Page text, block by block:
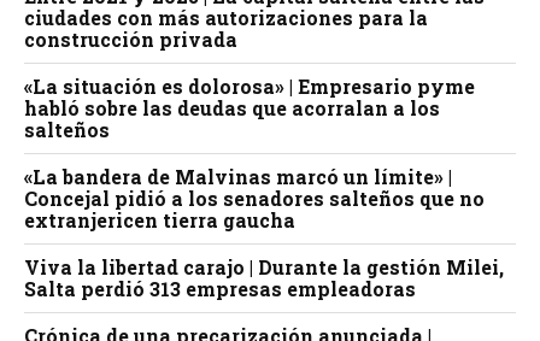
ciudades con más autorizaciones para la
construcción privada
«La situación es dolorosa» | Empresario pyme
habló sobre las deudas que acorralan a los
salteños
«La bandera de Malvinas marcó un límite» |
Concejal pidió a los senadores salteños que no
extranjericen tierra gaucha
Viva la libertad carajo | Durante la gestión Milei,
Salta perdió 313 empresas empleadoras
Crónica de una precarización anunciada |